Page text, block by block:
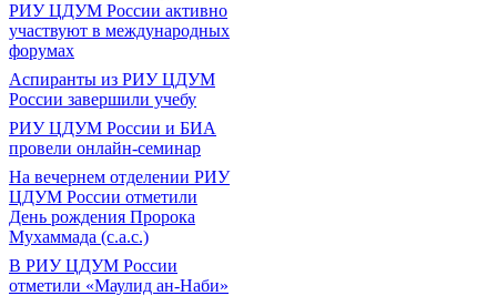
РИУ ЦДУМ России активно
участвуют в международных
форумах
Аспиранты из РИУ ЦДУМ
России завершили учебу
РИУ ЦДУМ России и БИА
провели онлайн-семинар
На вечернем отделении РИУ
ЦДУМ России отметили
День рождения Пророка
Мухаммада (с.а.с.)
В РИУ ЦДУМ России
отметили «Маулид ан-Наби»